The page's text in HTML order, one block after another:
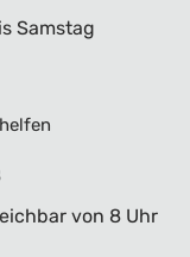
Samstag
von 8 Uhr